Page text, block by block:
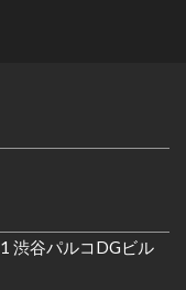
渋谷パルコDGビル